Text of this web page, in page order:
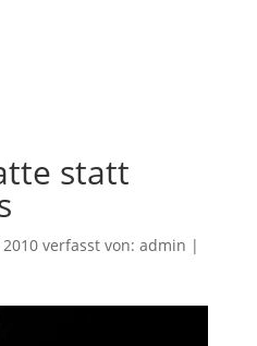
statt
verfasst von: admin |